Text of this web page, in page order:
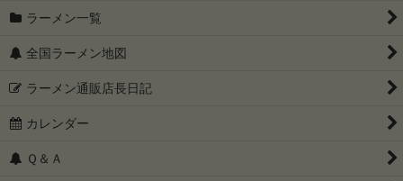
ラーメン一覧
全国ラーメン地図
ラーメン通販店長日記
カレンダー
Ｑ＆Ａ